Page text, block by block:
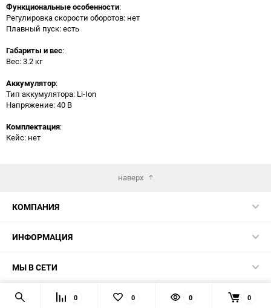
Функциональные особенности:
Регулировка скорости оборотов: нет
Плавный пуск: есть
Габариты и вес:
Вес: 3.2 кг
Аккумулятор:
Тип аккумулятора: Li-Ion
Напряжение: 40 В
Комплектация:
Кейс: нет
наверх
КОМПАНИЯ
ИНФОРМАЦИЯ
МЫ В СЕТИ
КОНТАКТЫ 0 0 0 0